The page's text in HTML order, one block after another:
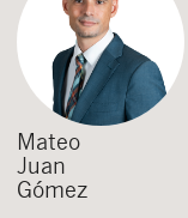
Mateo
Juan
Gómez